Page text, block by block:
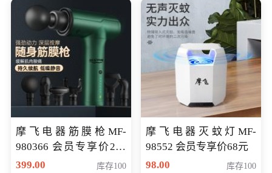
摩飞电器筋膜枪MF-
980366 会员专享价299
元
399.00 库存100
摩飞电器灭蚊灯MF-
98552 会员专享价68元
98.00
库存100